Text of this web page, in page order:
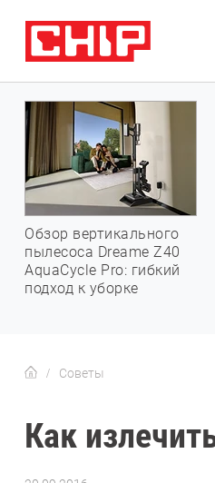
Обзор вертикального
пылесоса Dreame Z40
AquaCycle Pro: гибкий
подход к уборке
Советы
Как